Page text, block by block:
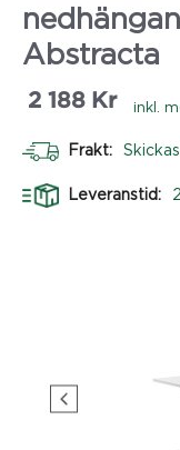
Abstracta
2 188 Kr inkl.
Frakt:
Leveranstid: